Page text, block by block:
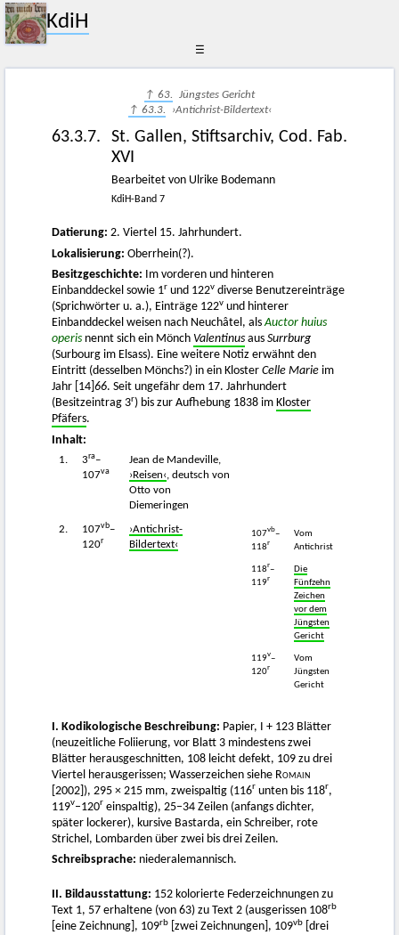
KdiH
☰
↑ 63. Jüngstes Gericht
↑ 63.3. ›Antichrist-Bildertext‹
63.3.7.
St. Gallen, Stiftsarchiv, Cod. Fab.
XVI
Bearbeitet von Ulrike Bodemann
KdiH-Band 7
Datierung: 2. Viertel 15. Jahrhundert.
Lokalisierung: Oberrhein(?).
Besitzgeschichte: Im vorderen und hinteren
Einbanddeckel sowie 1r und 122v diverse Benutzereinträge
(Sprichwörter u. a.), Einträge 122v und hinterer
Einbanddeckel weisen nach Neuchâtel, alsAuctor huius
operis nennt sich ein Mönch Valentinus aus Surrburg
(Surbourg im Elsass). Eine weitere Notiz erwähnt den
Eintritt (desselben Mönchs?) in ein Kloster Celle Marie im
Jahr [14] 66. Seit ungefähr dem 17. Jahrhundert
(Besitzeintrag 3r) bis zur Aufhebung 1838 im Kloster
Pfäfers.
Inhalt:
1. 3ra–
107va
Jean de Mandeville,
›Reisen‹, deutsch von
Otto von
Diemeringen
2. 107vb–
120r
›Antichrist-
Bildertext‹
107vb–
118r
Vom
Antichrist
118r–
119r
Die
Fünfzehn
Zeichen
vor dem
Jüngsten
Gericht
119v–
120r
Vom
Jüngsten
Gericht
I. Kodikologische Beschreibung: Papier, I + 123 Blätter
(neuzeitliche Foliierung, vor Blatt 3 mindestens zwei
Blätter herausgeschnitten, 108 leicht defekt, 109 zu drei
Viertel herausgerissen; Wasserzeichen siehe Romain
[2002] ), 295 × 215 mm, zweispaltig (116r unten bis 118r,
119v–120r einspaltig), 25–34 Zeilen (anfangs dichter,
später lockerer), kursive Bastarda, ein Schreiber, rote
Strichel, Lombarden über zwei bis drei Zeilen.
Schreibsprache: niederalemannisch.
II. Bildausstattung: 152 kolorierte Federzeichnungen zu
Text 1, 57 erhaltene (von 63) zu Text 2 (ausgerissen 108rb
[eine Zeichnung], 109rb [zwei Zeichnungen], 109vb
[drei